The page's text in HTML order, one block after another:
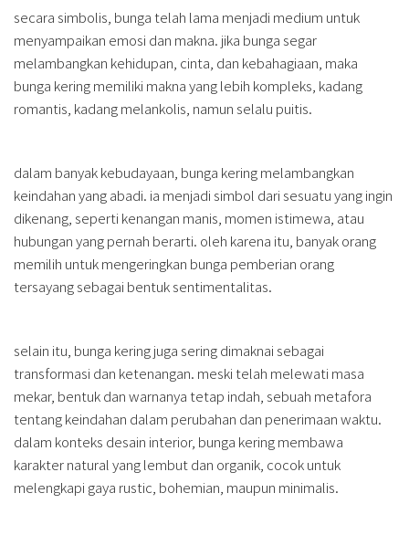
secara simbolis, bunga telah lama menjadi medium untuk
menyampaikan emosi dan makna. jika bunga segar
melambangkan kehidupan, cinta, dan kebahagiaan, maka
bunga kering memiliki makna yang lebih kompleks, kadang
romantis, kadang melankolis, namun selalu puitis.
dalam banyak kebudayaan, bunga kering melambangkan
keindahan yang abadi. ia menjadi simbol dari sesuatu yang ingin
dikenang, seperti kenangan manis, momen istimewa, atau
hubungan yang pernah berarti. oleh karena itu, banyak orang
memilih untuk mengeringkan bunga pemberian orang
tersayang sebagai bentuk sentimentalitas.
selain itu, bunga kering juga sering dimaknai sebagai
transformasi dan ketenangan. meski telah melewati masa
mekar, bentuk dan warnanya tetap indah, sebuah metafora
tentang keindahan dalam perubahan dan penerimaan waktu.
dalam konteks desain interior, bunga kering membawa
karakter natural yang lembut dan organik, cocok untuk
melengkapi gaya rustic, bohemian, maupun minimalis.